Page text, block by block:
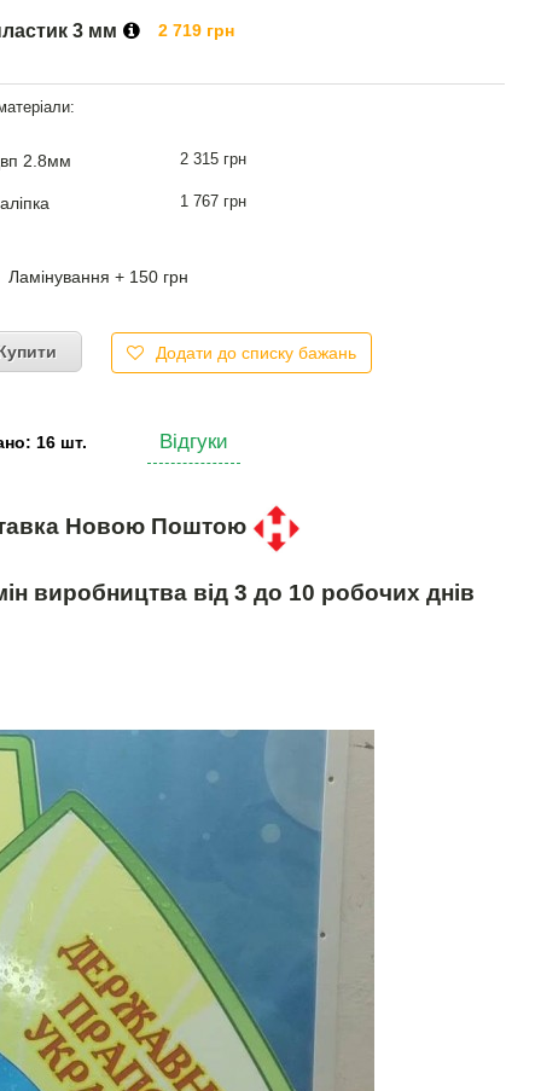
3 мм 2 719 грн
2.8мм 2 315 грн
1 767 грн
Ламінування + 150 грн
Додати до списку бажань
16 шт. Відгуки
Новою Поштою
виробництва від 3 до 10 робочих днів